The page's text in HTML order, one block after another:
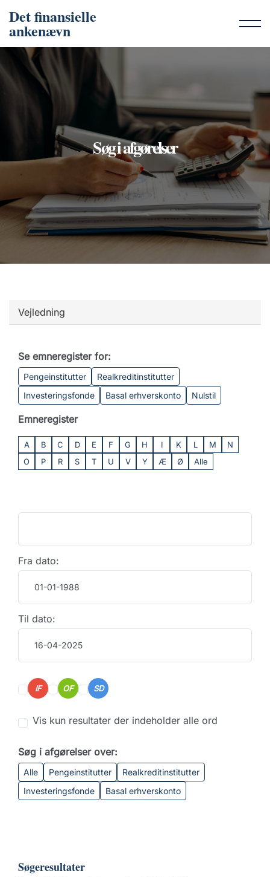
Det finansielle
ankenævn
Søg i afgørelser
Vejledning
Se emneregister for:
Pengeinstitutter
Realkreditinstitutter
Investeringsfonde
Basal erhverskonto Nulstil
Emneregister
A B C D E F G H I K L M
N
O
P R S T U V Y Æ Ø Alle
Fra dato:
Til dato:
IF OF SD
Vis kun resultater der indeholder alle ord
Søg i afgørelser over:
Alle Pengeinstitutter
Realkreditinstitutter
Investeringsfonde
Basal erhverskonto
Søgeresultater